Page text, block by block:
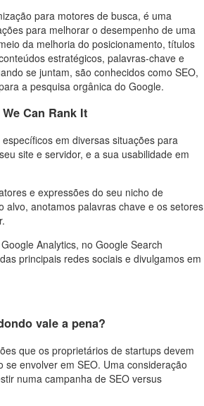
para motores de busca, é uma
para melhorar o desempenho de uma
da melhoria do posicionamento, títulos
estratégicos, palavras-chave e
se juntam, são conhecidos como SEO,
a pesquisa orgânica do Google.
Can Rank It
em diversas situações para
site e servidor, e a sua usabilidade em
e expressões do seu nicho de
alvo, anotamos palavras chave e os setores
Analytics, no Google Search
principais redes sociais e divulgamos em
vale a pena?
que os proprietários de startups devem
se envolver em SEO. Uma consideração
numa campanha de SEO versus